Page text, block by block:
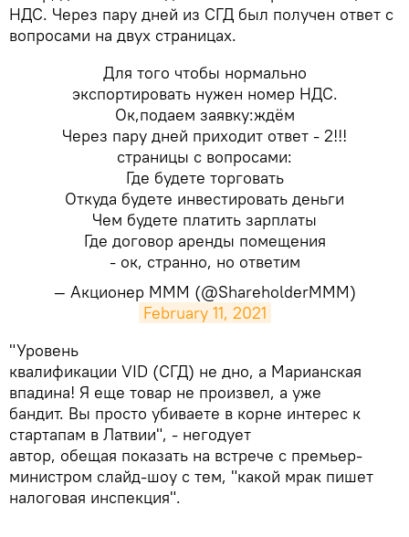
НДС. Через пару дней из СГД был получен ответ с
вопросами на двух страницах.
Для того чтобы нормально
экспортировать нужен номер НДС.
Ок,подаем заявку:ждём
Через пару дней приходит ответ - 2!!!
страницы с вопросами:
Где будете торговать
Откуда будете инвестировать деньги
Чем будете платить зарплаты
Где договор аренды помещения
- ок, странно, но ответим
— Акционер MMM (@ShareholderMMM)
February 11, 2021
​"Уровень
квалификации VID (СГД) не дно, а Марианская
впадина! Я еще товар не произвел, а уже
бандит. Вы просто убиваете в корне интерес к
стартапам в Латвии", - негодует
автор, обещая показать на встрече с премьер-
министром слайд-шоу с тем, "какой мрак пишет
налоговая инспекция".